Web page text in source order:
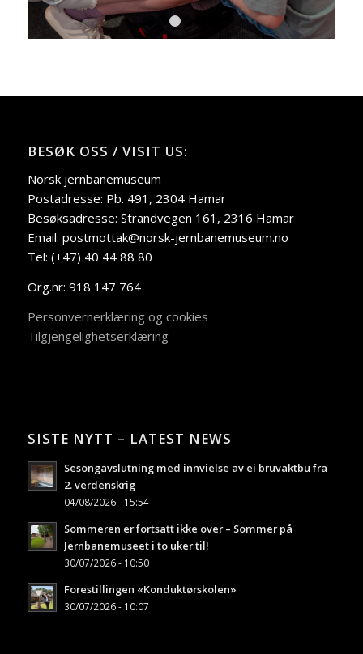
2 3 4 5 6
BESØK OSS / VISIT US:
Norsk jernbanemuseum
Postadresse: Pb. 491, 2304 Hamar
Besøksadresse: Strandvegen 161, 2316 Hamar
Email: postmottak@norsk-jernbanemuseum.no
Tel: (+47) 40 44 88 80
Org.nr: 918 147 764
Personvernerklæring og cookies
Tilgjengelighetserklæring
SISTE NYTT – LATEST NEWS
Sesongavslutning med innvielse av ei bruvaktbu fra
2. verdenskrig
04/08/2026 - 15:54
Sommeren er fortsatt ikke over – Sommer på
Jernbanemuseet i to uker til!
30/07/2026 - 10:50
Forestillingen «Konduktørskolen»
30/07/2026 - 10:07